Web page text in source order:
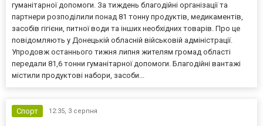
гуманітарної допомоги. За тиждень благодійні організації та
партнери розподілили понад 81 тонну продуктів, медикаментів,
засобів гігієни, питної води та інших необхідних товарів. Про це
повідомляють у Донецькій обласній військовій адміністрації.
Упродовж останнього тижня липня жителям громад області
передали 81,6 тонни гуманітарної допомоги. Благодійні вантажі
містили продуктові набори, засоби...
Спорт 12:35, 3 серпня